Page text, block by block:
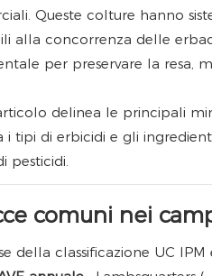
Queste colture hanno
alla concorrenza delle
per preservare la resa,
delinea le principali
i tipi di erbicidi e gli
pesticidi.
comuni nei
della classificazione UC